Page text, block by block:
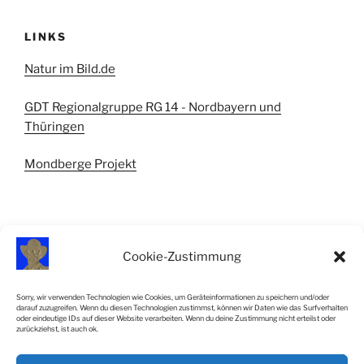
Cookie-Zustimmung
Sorry, wir verwenden Technologien wie Cookies, um Geräteinformationen zu speichern und/oder
darauf zuzugreifen. Wenn du diesen Technologien zustimmst, können wir Daten wie das Surfverhalten
oder eindeutige IDs auf dieser Website verarbeiten. Wenn du deine Zustimmung nicht erteilst oder
zurückziehst, ist auch ok.
LINKS
Natur im Bild.de
GDT Regionalgruppe RG 14 - Nordbayern und
Thüringen
Mondberge Projekt
IMPRESSUM
Impressum